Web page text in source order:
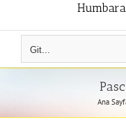
Git...
Ana